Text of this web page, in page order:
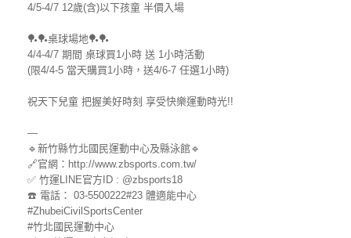
4/5-4/7 12歲(含)以下孩童 半價入場
🏓🏓桌球場地🏓🏓
4/4-4/7 期間 桌球買1小時 送 1小時活動
(限4/4-5 當天購買1小時，送4/6-7 任選1小時)
祝天下兒童 把握美好時刻 享受快樂運動時光!!
—
🔹新竹縣竹北國民運動中心及縣泳館🔹
🔗官網：http://www.zbsports.com.tw/
✅ 竹運LINE官方ID : @zbsports18
☎️ 電話： 03-5500222#23 體適能中心
#ZhubeiCivilSportsCenter
#竹北國民運動中心